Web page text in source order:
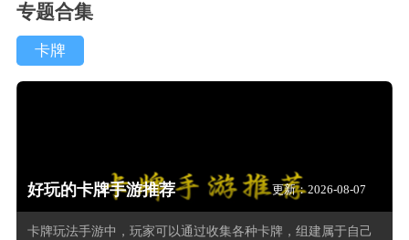
专题合集
卡牌
好玩的卡牌手游推荐 更新：2026-08-07
卡牌玩法手游中，玩家可以通过收集各种卡牌，组建属于自己